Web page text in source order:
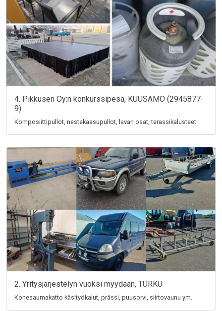
4. Pikkusen Oy:n konkurssipesä, KUUSAMO (2945877-
9)
Komposiittipullot, nestekaasupullot, lavan osat, terassikalusteet
2. Yritysjärjestelyn vuoksi myydään, TURKU
Konesaumakatto käsityökalut, prässi, puusorvi, siirtovaunu ym.